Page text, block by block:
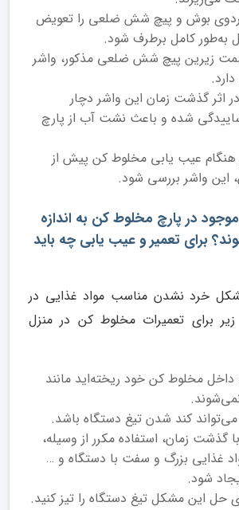
بوش و پیچ شش ضلعی را تعویض
به‌طور کامل برطرف شود.
زیرین پیچ شش ضلعی مذکور، واشر
اثر گذشت زمان این واشر دچار
شده و باعث نشت آب از پارچ
هنگام عیب یابی مخلوط کن پیش از
واشر بررسی شود.
در پارچ مخلوط کن به‌ اندازه
برای تعمیر و عیب یابی چه باید
خرد نشدن مناسب مواد غذایی در
برای تعمیرات مخلوط کن در منزل
داخل مخلوط کن خود ریخته‌اید مانند
کند شدن تیغ دستگاه باشد.
زمان، استفاده مکرر از وسیله،
غذایی بزرگ و سفت با دستگاه و …
شود.
حل این مشکل تیغ دستگاه را تیز کنید.